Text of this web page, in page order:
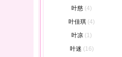
叶慈 (4)
叶佳琪 (4)
叶凉 (1)
叶迷 (16)